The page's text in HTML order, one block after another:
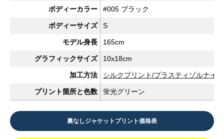
ボディーカラー #005 ブラック
ボディーサイズ S
モデル身長 165cm
グラフィックサイズ 10x18cm
加工方法 シルクプリント/プラスティゾルナイ
プリント箇所と色数 蛍光グリーン
裏なしジャケットプリント価格表